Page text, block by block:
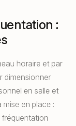
:
horaire et par
dimensionner
en salle et
en place :